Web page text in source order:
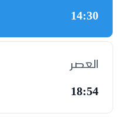
14:30
العصر
18:54